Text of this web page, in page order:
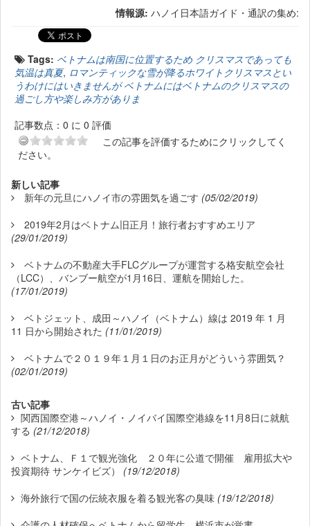
情報源: ハノイ日本語ガイド・通訳の集め:
Tags: ベトナムは南国に位置するため クリスマスであっても
気温は真夏, ロマンティックな雪が降るホワイトクリスマスとい
うわけにはいきませんが ベトナムにはベトナムのクリスマスの
過ごし方や楽しみ方がありま
記事数点：0 に 0 評価
この記事を評価するためにクリックしてく
ださい。
新しい記事
新年の元旦にハノイ市の雰囲気を過ごす (05/02/2019)
2019年2月はベトナム旧正月！旅行者おすすめエリア
(29/01/2019)
ベトナムの不動産大手FLCグループが運営する格安航空会社
（LCC）、バンブー航空が1月16日、運航を開始した。
(17/01/2019)
ベトジェット、成田～ハノイ（ベトナム）線は 2019 年 1 月
11 日から開始された (11/01/2019)
ベトナムで２０１９年１月１日のお正月がどういう雰囲気？
(02/01/2019)
古い記事
関西国際空港～ハノイ・ノイバイ国際空港線を11月8日に就航
する (21/12/2018)
ベトナム、Ｆ１で観光強化 ２０年に公道で開催 雇用拡大や
投資期待 サンケイビズ）
(19/12/2018)
海外旅行で国の伝統衣服を着る観光客の臭味 (19/12/2018)